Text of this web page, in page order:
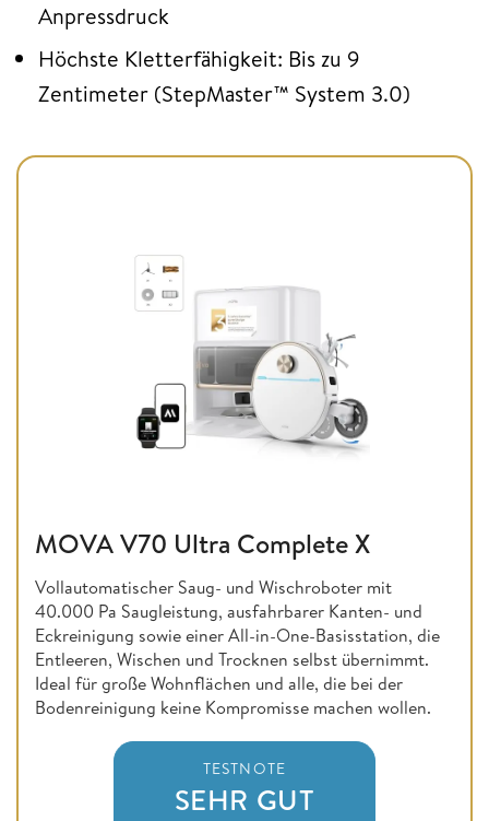
Anpressdruck
Höchste Kletterfähigkeit: Bis zu 9
Zentimeter (StepMaster™ System 3.0)
MOVA V70 Ultra Complete X
Vollautomatischer Saug- und Wischroboter mit
40.000 Pa Saugleistung, ausfahrbarer Kanten- und
Eckreinigung sowie einer All-in-One-Basisstation, die
Entleeren, Wischen und Trocknen selbst übernimmt.
Ideal für große Wohnflächen und alle, die bei der
Bodenreinigung keine Kompromisse machen wollen.
TESTNOTE
SEHR GUT